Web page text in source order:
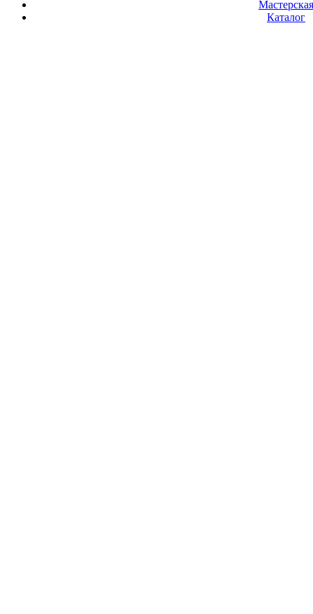
Мастерская
Каталог